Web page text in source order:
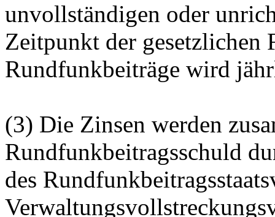
unvollständigen oder
Zeitpunkt der gesetzlichen
Rundfunkbeiträge wird
(3) Die Zinsen werden
Rundfunkbeitragsschuld
des